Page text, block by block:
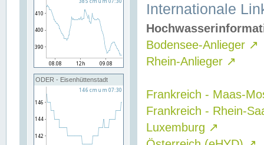
ODER - Eisenhüttenstadt
Internationale
Bodensee-Anlieger ↗
Rhein-Anlieger ↗
Frankreich - Maas-
Frankreich - Rhein-
Luxemburg ↗